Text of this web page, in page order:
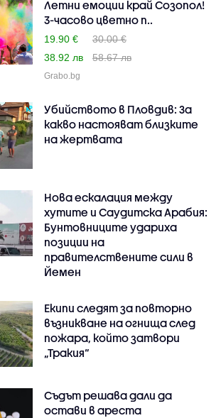
Летни емоции край Созопол!
3-часово цветно п..
19.90 €
30.00 €
38.92 лв
58.67 лв
Grabo.bg
Убийството в Пловдив: За
какво настояват близките
на жертвата
Нова ескалация между
хутите и Саудитска Арабия:
Бунтовниците удариха
позиции на
правителствените сили в
Йемен
Екипи следят за повторно
възникване на огнища след
пожара, който затвори
„Тракия“
Съдът решава дали да
остави в ареста